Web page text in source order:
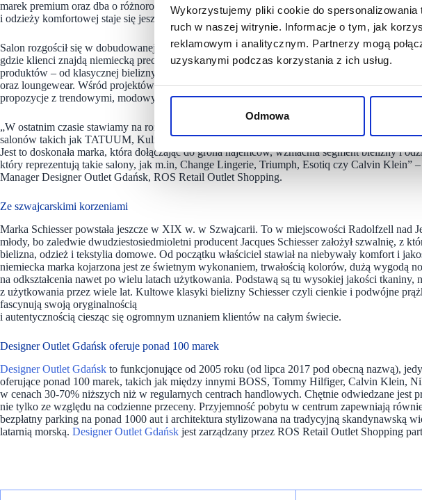
Wykorzystujemy pliki cookie do
ruch w naszej witrynie. Informacje o tym, jak
reklamowym i analitycznym. Partnerzy mogą
uzyskanymi podczas korzystania z ich usług.
Odmowa
marek premium oraz dba o różnorodność propozycji dla klientów. Dzięki obecności Schiesser,
i odzieży komfortowej staje się jeszcze bardziej kompletna i odpowiada na potrzeby
Salon rozgościł się w dobudowanej w zeszłym roku części restauracyjno-handlowej i zajął
gdzie klienci znajdą niemiecką precyzję, dbałość o detale oraz najwyższej jakości materiały. Na
produktów – od klasycznej bielizny damskiej i męskiej, przez wygodne piżamy i odzież
oraz loungewear. Wśród projektów marki można znaleźć zarówno ponadczasowe,
propozycje z trendowymi, modowymi akcentami.
„W ostatnim czasie stawiamy na rozwój oferty dla kobiet, ale nie pomijamy potrzeb panów. Po
salonów takich jak TATUUM, Kulig czy konceptu Fablu, zapraszamy do odwiedzenia sklepu z
Jest to doskonała marka, która dołączając do grona najemców, wzmacnia segment bielizny i
który reprezentują takie salony, jak m.in, Change Lingerie, Triumph, Esotiq czy Calvin Klein”
Manager Designer Outlet Gdańsk, ROS Retail Outlet Shopping.
Ze szwajcarskimi korzeniami
Marka Schiesser powstała jeszcze w XIX w. w Szwajcarii. To w miejscowości Radolfzell nad
młody, bo zaledwie dwudziestosiedmioletni producent Jacques Schiesser założył szwalnię, z
bielizna, odzież i tekstylia domowe. Od początku właściciel stawiał na niebywały komfort i
niemiecka marka kojarzona jest ze świetnym wykonaniem, trwałością kolorów, dużą wygodą
na odkształcenia nawet po wielu latach użytkowania. Podstawą są tu wysokiej jakości tkaniny,
z użytkowania przez wiele lat. Kultowe klasyki bielizny Schiesser czyli cienkie i podwójne
fascynują swoją oryginalnością
i autentycznością ciesząc się ogromnym uznaniem klientów na całym świecie.
Designer Outlet Gdańsk oferuje ponad 100 marek
Designer Outlet Gdańsk to funkcjonujące od 2005 roku (od lipca 2017 pod obecną nazwą),
oferujące ponad 100 marek, takich jak między innymi BOSS, Tommy Hilfiger, Calvin Klein,
w cenach 30-70% niższych niż w regularnych centrach handlowych. Chętnie odwiedzane jest
nie tylko ze względu na codzienne przeceny. Przyjemność pobytu w centrum zapewniają
bezpłatny parking na ponad 1000 aut i architektura stylizowana na tradycyjną skandynawską
latarnią morską. Designer Outlet Gdańsk jest zarządzany przez ROS Retail Outlet Shopping